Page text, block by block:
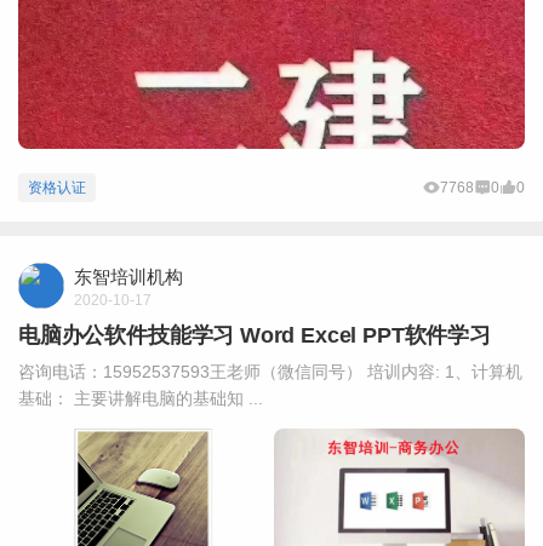
资格认证 7768 0 0
东智培训机构
2020-10-17
电脑办公软件技能学习 Word Excel PPT软件学习
咨询电话：15952537593王老师（微信同号） 培训内容: 1、计算机
基础： 主要讲解电脑的基础知 ...